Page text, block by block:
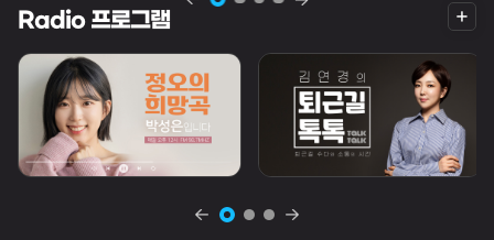
Radio 프로그램
더
보
기